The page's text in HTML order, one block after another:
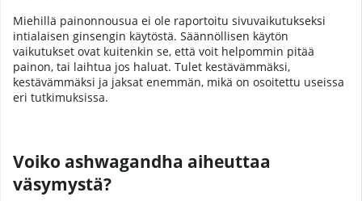
Miehillä painonnousua ei ole raportoitu sivuvaikutukseksi
intialaisen ginsengin käytöstä. Säännöllisen käytön
vaikutukset ovat kuitenkin se, että voit helpommin pitää
painon, tai laihtua jos haluat. Tulet kestävämmäksi,
kestävämmäksi ja jaksat enemmän, mikä on osoitettu useissa
eri tutkimuksissa.
Voiko ashwagandha aiheuttaa
väsymystä?